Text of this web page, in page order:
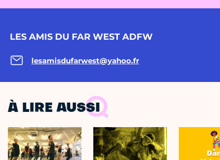
LES AMIS DU FAR WEST ADFW
lesamisdufarwest@yahoo.fr
À LIRE AUSSI